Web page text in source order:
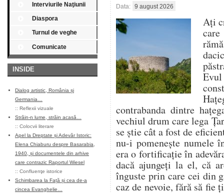
Interviurile Naţiunii
Diaspora
Turnul de veghe
Comunicate
INSIDE
Dialog artistic, România și
Germania…
:: Reflexii vizuale
Străin-n lume, străin acasă…
:: Colocvii literare
Apel la Dreptate și Adevăr Istoric:
Elena Chiaburu despre Basarabia,
1940, și documentele din arhive
care contrazic Raportul Wiesel
:: Confluenţe istorice
Schimbarea la Față și cea de-a
cincea Evanghelie…
Data: 9 august 2026
Aţi
Evul
contrabanda dintre
vechiul drum care lega
se ştie cât a fost de
nu-i pomeneşte numele
era o fortificaţie în
dacă ajungeți la el, că
înguste prin care cei din
caz de nevoie, fără să